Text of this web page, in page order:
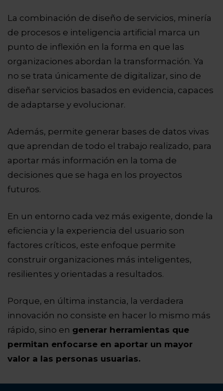
La combinación de diseño de servicios, minería
de procesos e inteligencia artificial marca un
punto de inflexión en la forma en que las
organizaciones abordan la transformación. Ya
no se trata únicamente de digitalizar, sino de
diseñar servicios basados en evidencia, capaces
de adaptarse y evolucionar.
Además, permite generar bases de datos vivas
que aprendan de todo el trabajo realizado, para
aportar más información en la toma de
decisiones que se haga en los proyectos
futuros.
En un entorno cada vez más exigente, donde la
eficiencia y la experiencia del usuario son
factores críticos, este enfoque permite
construir organizaciones más inteligentes,
resilientes y orientadas a resultados.
Porque, en última instancia, la verdadera
innovación no consiste en hacer lo mismo más
rápido, sino en generar herramientas que
permitan enfocarse en aportar un mayor
valor a las personas usuarias.